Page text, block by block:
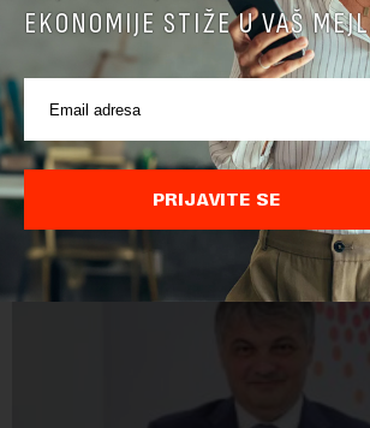
EKONOMIJE STIŽE U VAŠ
PRIJAVITE SE